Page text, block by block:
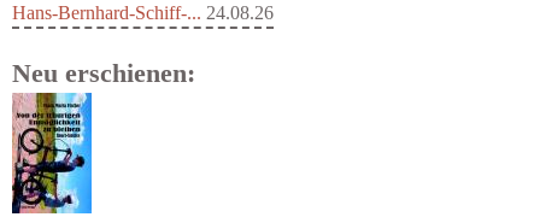
Hans-Bernhard-Schiff-... 24.08.26
Neu erschienen: